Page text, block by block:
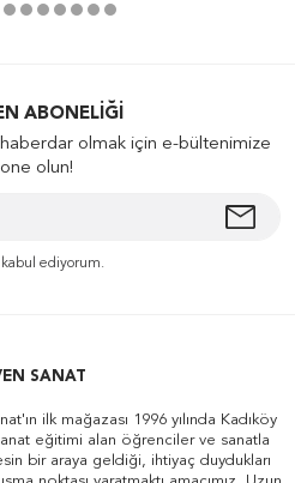
ABONELIĞI
olmak için e-bültenimize
olun!
ediyorum.
SANAT
ilk mağazası 1996 yılında Kadıköy
eğitimi alan öğrenciler ve sanatla
bir araya geldiği, ihtiyaç duydukları